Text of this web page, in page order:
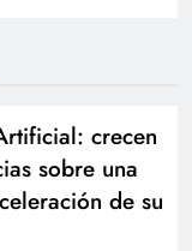
crecen
sobre una
de su